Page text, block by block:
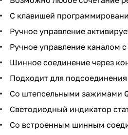
С клавишей
Ручное управление
Ручное управление каналом
Шинное соединение через
Подходит для
Со штепсельными зажимами
Светодиодный индикатор
Со встроенным шинным